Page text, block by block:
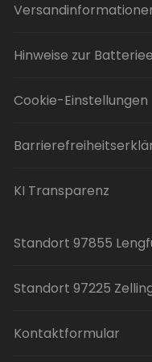
Hinweise zur
Cookie-Einstellungen
KI Transparenz
Standort 97855
Standort 97225
Kontaktformular